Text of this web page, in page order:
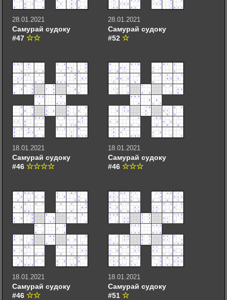
28.01.2021
Самурай судоку
#47
28.01.2021
Самурай судоку
#52
18.01.2021
Самурай судоку
#46
18.01.2021
Самурай судоку
#46
18.01.2021
Самурай судоку
#46
18.01.2021
Самурай судоку
#51